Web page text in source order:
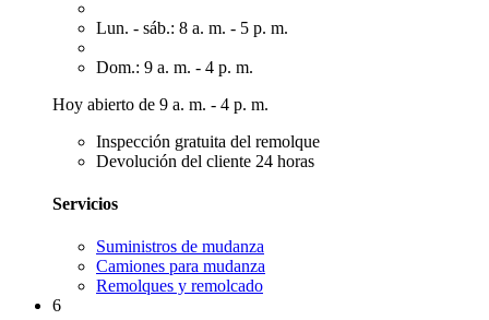
Lun. - sáb.: 8 a. m. - 5 p. m.
Dom.: 9 a. m. - 4 p. m.
Hoy abierto de 9 a. m. - 4 p. m.
Inspección gratuita del remolque
Devolución del cliente 24 horas
Servicios
Suministros de mudanza
Camiones para mudanza
Remolques y remolcado
6